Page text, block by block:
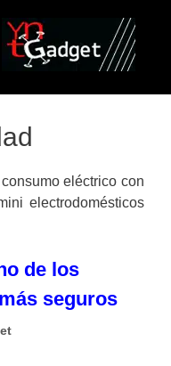
eléctrico con
electrodomésticos
de los
seguros